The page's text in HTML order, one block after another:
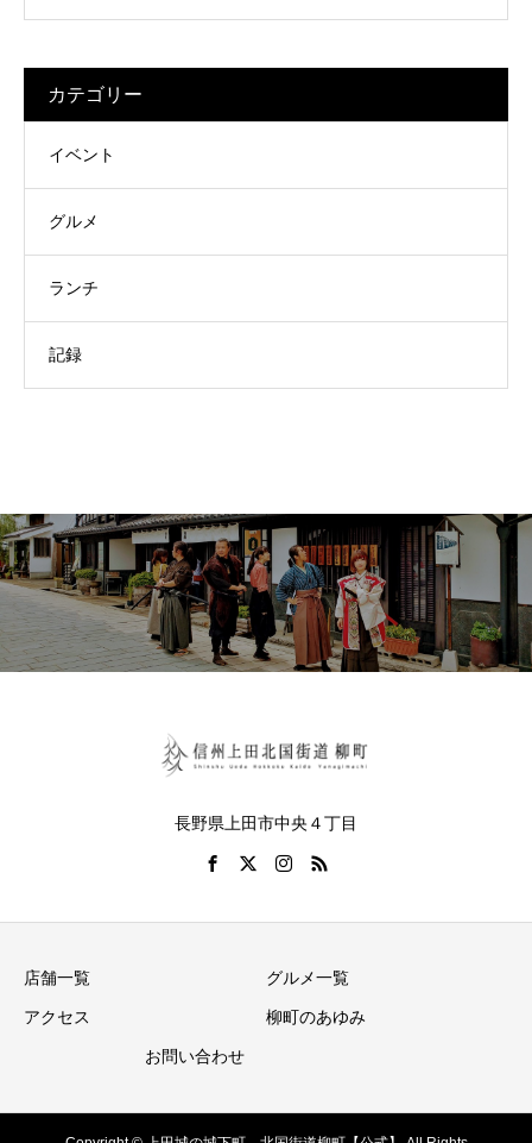
カテゴリー
イベント
グルメ
ランチ
記録
長野県上田市中央４丁目
店舗一覧 グルメ一覧
アクセス 柳町のあゆみ
お問い合わせ